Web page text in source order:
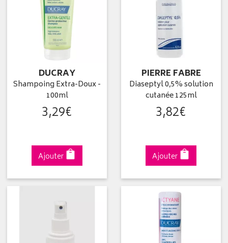
DUCRAY
Shampoing Extra-Doux -
100ml
3,29€
Ajouter
PIERRE FABRE
Diaseptyl 0,5% solution
cutanée 125ml
3,82€
Ajouter